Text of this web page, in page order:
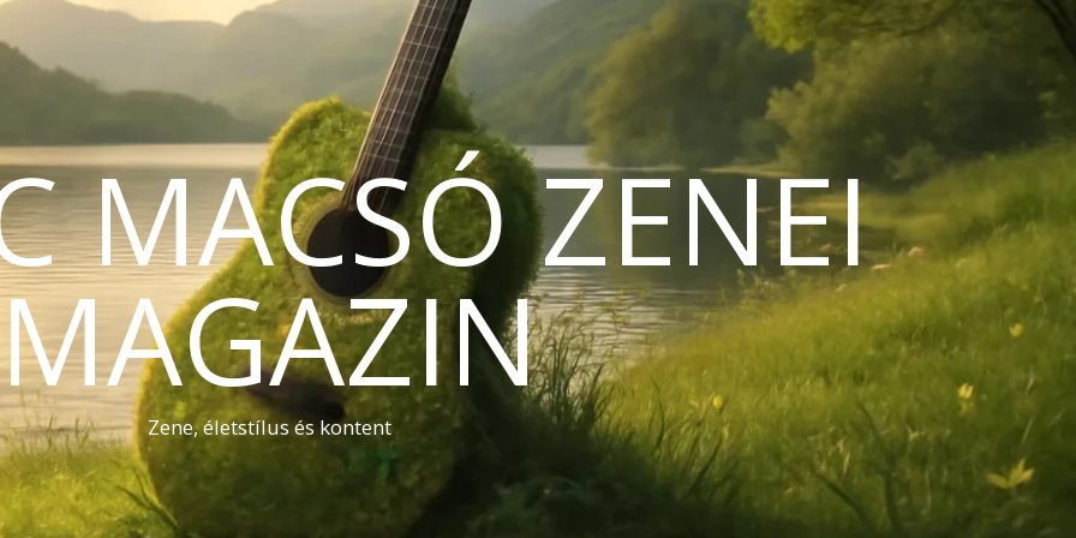
MACSÓ ZENEI
MAGAZIN
Zene, életstílus és kontent